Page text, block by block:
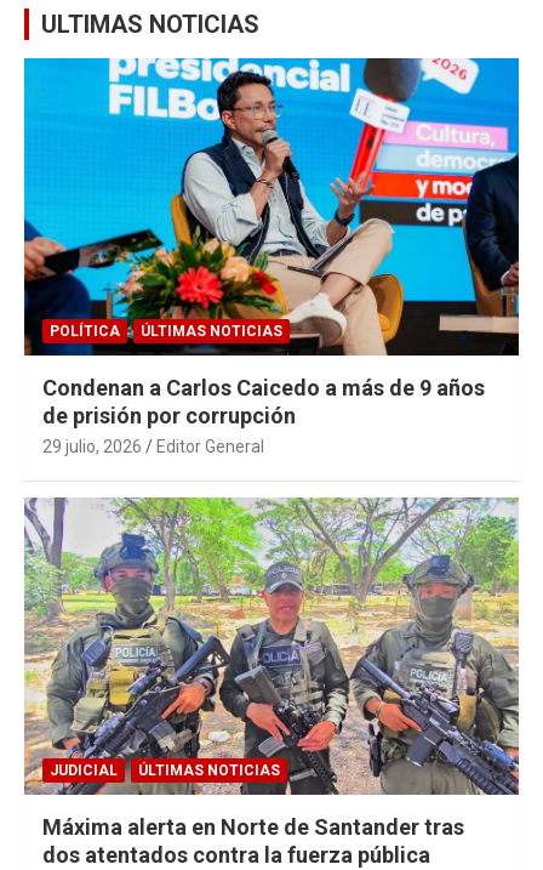
ULTIMAS NOTICIAS
POLÍTICA ÚLTIMAS NOTICIAS
Condenan a Carlos Caicedo a más de 9 años
de prisión por corrupción
29 julio, 2026 Editor General
JUDICIAL ÚLTIMAS NOTICIAS
Máxima alerta en Norte de Santander tras
dos atentados contra la fuerza pública